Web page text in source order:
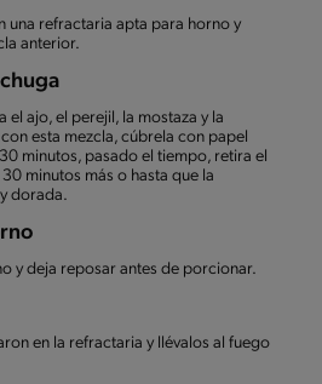
una refractaria apta para horno y
anterior.
el ajo, el perejil, la mostaza y la
esta mezcla, cúbrela con papel
minutos, pasado el tiempo, retira el
minutos más o hasta que la
dorada.
y deja reposar antes de porcionar.
en la refractaria y llévalos al fuego